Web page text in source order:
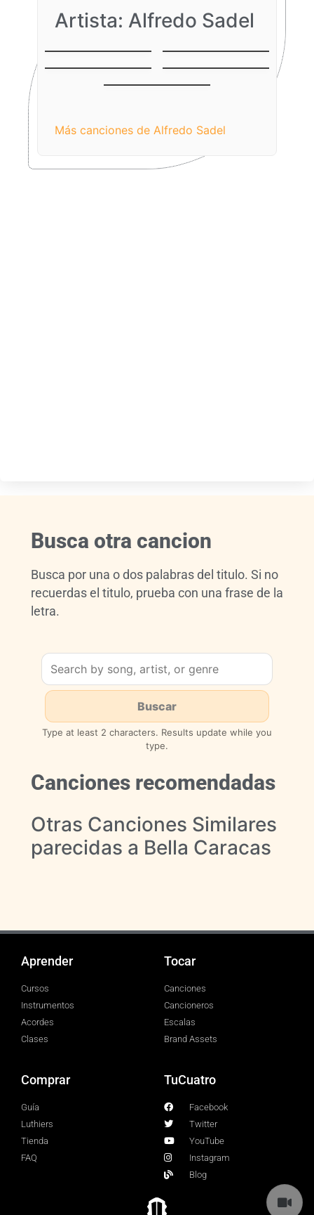
Artista: Alfredo Sadel
Juramento
Di
Bella Caracas
El adiós
bien)
Más canciones de Alfredo Sadel
Busca otra cancion
Busca por una o dos palabras del titulo. Si no
recuerdas el titulo, prueba con una frase de la
letra.
Type at least 2 characters. Results update while you
type.
Canciones recomendadas
Otras Canciones Similares
parecidas a Bella Caracas
Aprender
Cursos
Instrumentos
Acordes
Clases
Tocar
Canciones
Cancioneros
Escalas
Brand Assets
Comprar
Guía
Luthiers
Tienda
FAQ
TuCuatro
Facebook
Twitter
YouTube
Instagram
Blog